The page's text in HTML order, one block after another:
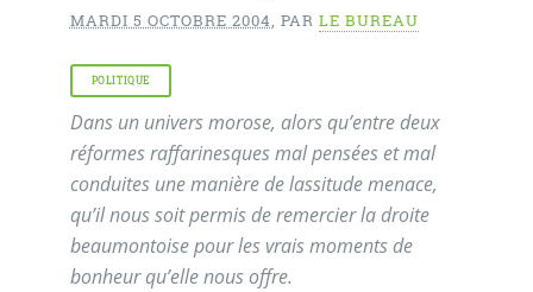
MARDI 5 OCTOBRE 2004, PAR LE BUREAU
POLITIQUE
Dans un univers morose, alors qu’entre deux
réformes raffarinesques mal pensées et mal
conduites une manière de lassitude menace,
qu’il nous soit permis de remercier la droite
beaumontoise pour les vrais moments de
bonheur qu’elle nous offre.